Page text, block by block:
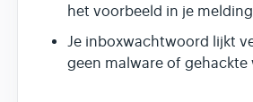
het voorbeeld in je
Je inboxwachtwoord lijkt
geen malware of gehackte